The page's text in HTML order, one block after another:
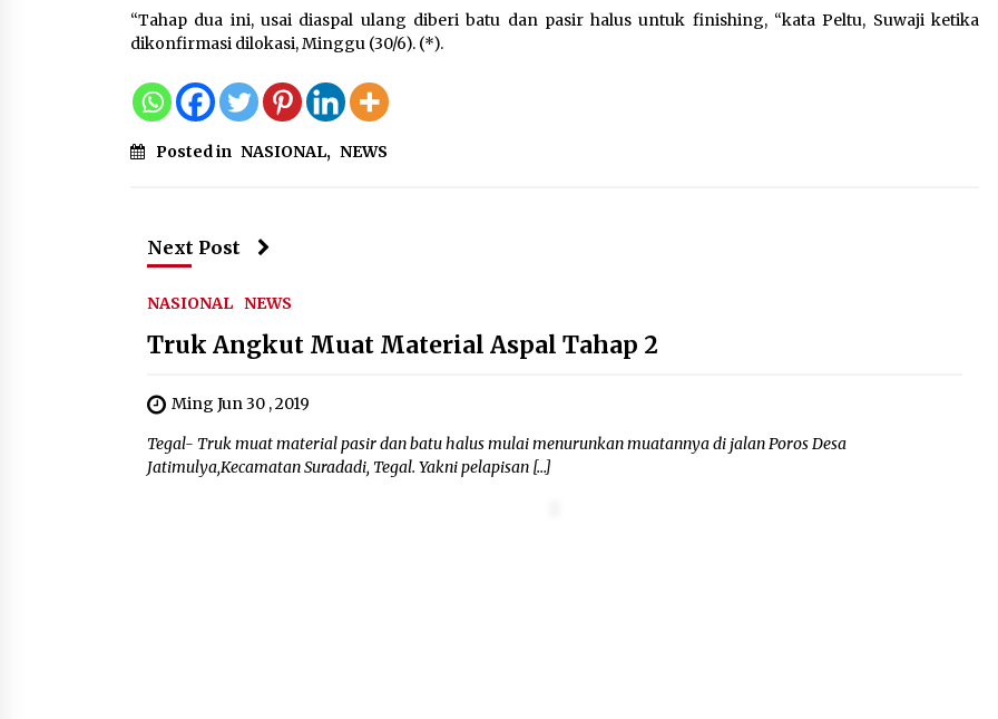
UMKM di Desa Cempaka
6 Agustus 2026
“Tahap dua ini, usai diaspal ulang diberi batu dan pasir halus untuk finishing, “kata Peltu, Suwaji ketika
dikonfirmasi dilokasi, Minggu (30/6). (*).
Posted in NASIONAL, NEWS
Next Post
NASIONAL NEWS
Truk Angkut Muat Material Aspal Tahap 2
Ming Jun 30 , 2019
Tegal- Truk muat material pasir dan batu halus mulai menurunkan muatannya di jalan Poros Desa
Jatimulya,Kecamatan Suradadi, Tegal. Yakni pelapisan […]